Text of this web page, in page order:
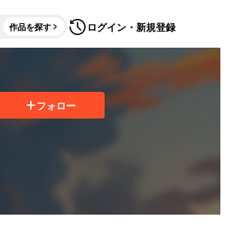
作品を探す ログイン・新規登録
フォロー